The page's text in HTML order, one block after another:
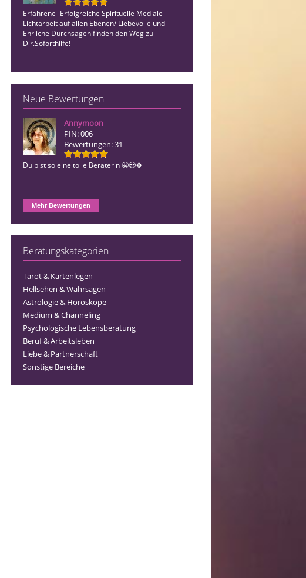
Erfahrene -Erfolgreiche Spirituelle Mediale
Lichtarbeit auf allen Ebenen/ Liebevolle und
Ehrliche Durchsagen finden den Weg zu
Dir.Soforthilfe!
Neue Bewertungen
Annymoon
PIN: 006
Bewertungen: 31
Du bist so eine tolle Beraterin 🤩😍🍀
Mehr Bewertungen
Beratungskategorien
Tarot & Kartenlegen
Hellsehen & Wahrsagen
Astrologie & Horoskope
Medium & Channeling
Psychologische Lebensberatung
Beruf & Arbeitsleben
Liebe & Partnerschaft
Sonstige Bereiche